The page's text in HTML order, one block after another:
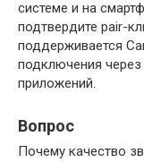
системе и на
подтвердите pair-
поддерживается
подключения через
приложений.
Вопрос
Почему качество